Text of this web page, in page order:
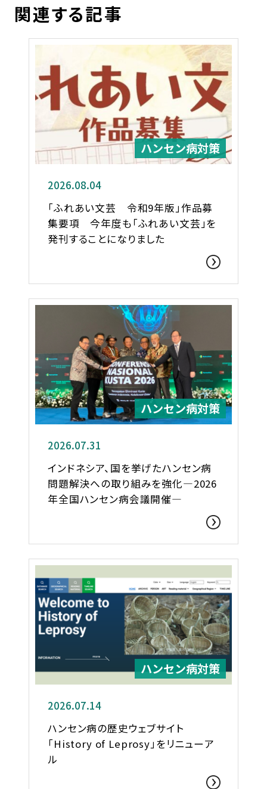
関連する記事
ハンセン病対策
2026.08.04
「ふれあい文芸 令和9年版」作品募
集要項 今年度も「ふれあい文芸」を
発刊することになりました
ハンセン病対策
2026.07.31
インドネシア、国を挙げたハンセン病
問題解決への取り組みを強化―2026
年全国ハンセン病会議開催―
ハンセン病対策
2026.07.14
ハンセン病の歴史ウェブサイト
「History of Leprosy」をリニューア
ル